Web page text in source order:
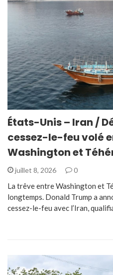
États-Unis – Iran /
cessez-le-feu volé
Washington et
juillet 8, 2026 0
La trêve entre Washington et
longtemps. Donald Trump a
cessez-le-feu avec l’Iran,